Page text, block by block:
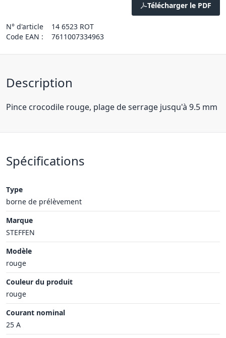
Télécharger le PDF
N° d'article
14 6523 ROT
Code EAN :
7611007334963
Description
Pince crocodile rouge, plage de serrage jusqu'à 9.5 mm
Spécifications
Type
borne de prélèvement
Marque
STEFFEN
Modèle
rouge
Couleur du produit
rouge
Courant nominal
25 A